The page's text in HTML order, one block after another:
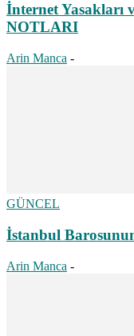
İnternet Yasakları
NOTLARI
Arin Manca -
GÜNCEL
İstanbul
Arin Manca -